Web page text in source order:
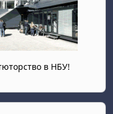
в НБУ!